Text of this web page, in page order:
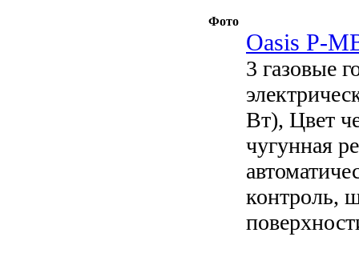
Фото
Oasis P-
3 газовые
Вт), Цвет
чугунная
контроль,